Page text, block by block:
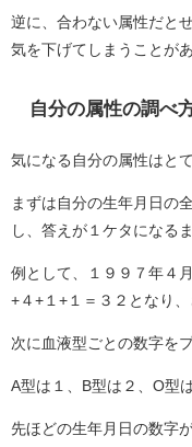
逆に、合わない属性だと
気を下げてしまうことがあ
自分の属性の調べ
気になる自分の属性はと
まずは自分の生年月日の
し、答えが１ケタになる
例として、１９９７年４
+４+１+１＝３２となり
次に血液型ごとの数字を
A型は１、B型は２、O型
先ほどの生年月日の数字